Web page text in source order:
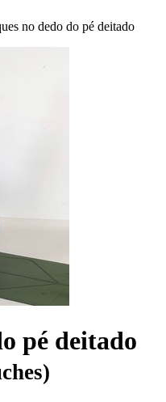
no dedo do pé deitado
pé deitado